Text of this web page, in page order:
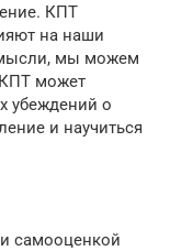
КПТ
на наши
мы можем
КПТ может
убеждений о
и научиться
самооценкой